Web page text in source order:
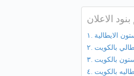
بنود الاعلان
الايطالية
بالكويت
بالكويت